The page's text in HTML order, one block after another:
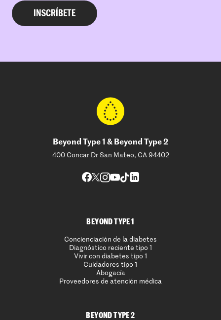
Beyond Type 1 & Beyond Type 2
400 Concar Dr San Mateo, CA 94402
BEYOND TYPE 1
Concienciación de la diabetes
Diagnóstico reciente tipo 1
Vivir con diabetes tipo 1
Cuidadores tipo 1
Abogacía
Proveedores de atención médica
BEYOND TYPE 2